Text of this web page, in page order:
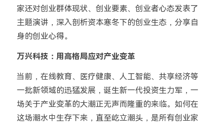
家还对创业群体现状、创业要素、创业者心态发表了
主题演讲，深入剖析资本寒冬下的创业生态，分享自
身的创业心得。
万兴科技：用高格局应对产业变革
当前，在线教育、医疗健康、人工智能、共享经济等
一批新领域的迅猛发展，诞生新一代投资生力军，一
场关于产业变革的大潮正无声而隆重的来临。如何在
这场潮水中生存下来，直至屹立潮头，是所有创业家